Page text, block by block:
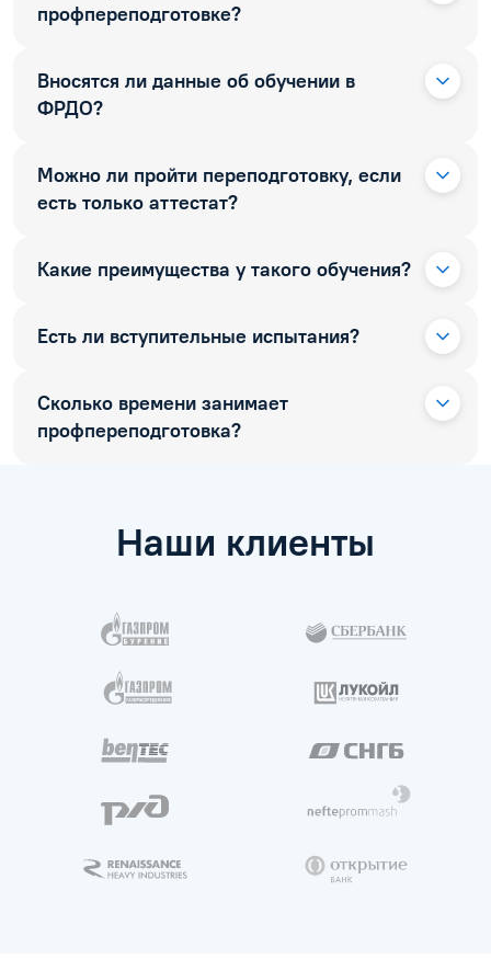
профпереподготовке?
Вносятся ли данные об обучении в
ФРДО?
Можно ли пройти переподготовку, если
есть только аттестат?
Какие преимущества у такого обучения?
Есть ли вступительные испытания?
Сколько времени занимает
профпереподготовка?
Наши клиенты